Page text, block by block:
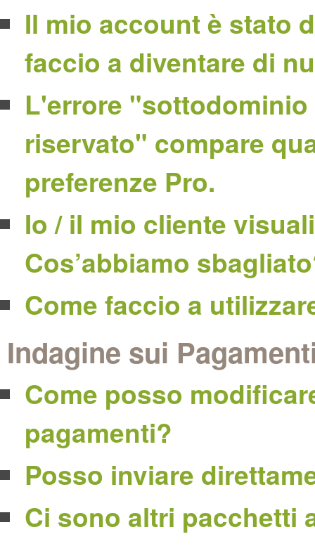
Il mio account è stato
faccio a diventare di
L'errore
riservato" compare
preferenze Pro.
Io / il mio cliente
Cos’abbiamo
Come faccio a
Indagine sui
Come posso
pagamenti?
Posso inviare
Ci sono altri pacchetti